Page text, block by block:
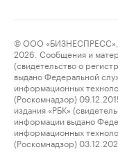
© ООО
2026. Сообщения и
(свидетельство о
выдано Федеральной
информационных
(Роскомнадзор)
издания «РБК»
информации выдано
информационных
(Роскомнадзор)